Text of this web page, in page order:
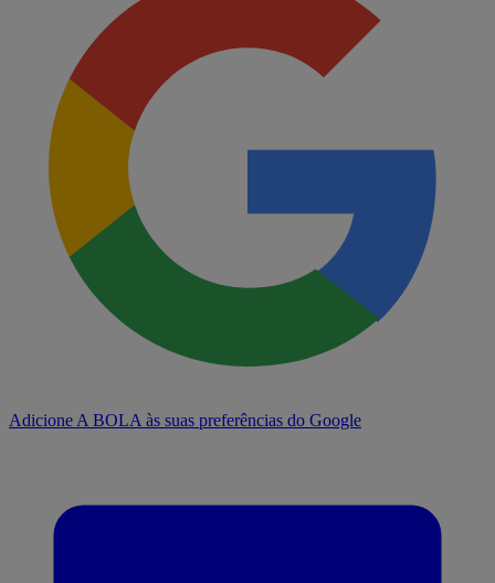
Adicione A BOLA às suas preferências do Google